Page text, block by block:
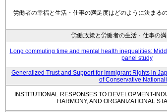
労働者の幸福と生活・仕事の満足度はどのように決まる
労働政策と労働者の生活・仕事の
Long commuting time and mental health inequalities:
panel study
Generalized Trust and Support for Immigrant Rights in
of Conservative
INSTITUTIONAL RESPONSES TO DEVELOPMENT-
HARMONY, AND ORGANIZATIONAL